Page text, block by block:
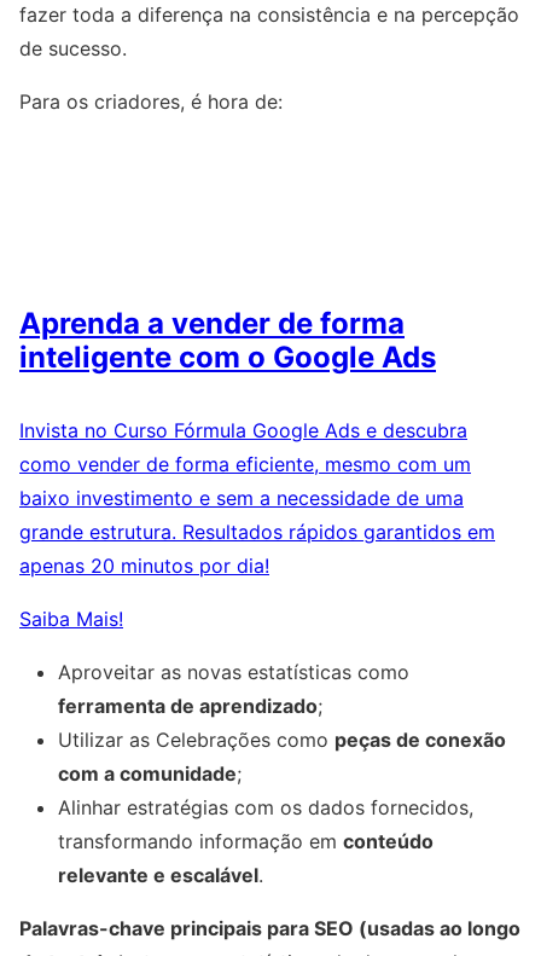
fazer toda a diferença na consistência e na percepção
de sucesso.
Para os criadores, é hora de:
Aprenda a vender de forma
inteligente com o Google Ads
Invista no Curso Fórmula Google Ads e descubra
como vender de forma eficiente, mesmo com um
baixo investimento e sem a necessidade de uma
grande estrutura. Resultados rápidos garantidos em
apenas 20 minutos por dia!
Saiba Mais!
Aproveitar as novas estatísticas como
ferramenta de aprendizado;
Utilizar as Celebrações como peças de conexão
com a comunidade;
Alinhar estratégias com os dados fornecidos,
transformando informação em conteúdo
relevante e escalável.
Palavras-chave principais para SEO (usadas ao longo